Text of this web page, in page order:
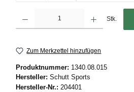
Stk.
Zum Merkzettel hinzufügen
Produktnummer: 1340.08.015
Hersteller: Schutt Sports
Hersteller-Nr.: 204401